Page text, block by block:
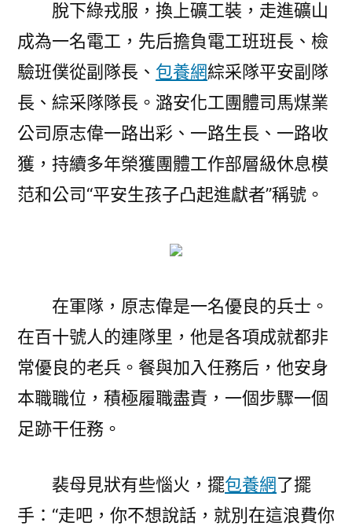
脫下綠戎服，換上礦工裝，走進礦山
成為一名電工，先后擔負電工班班長、檢
驗班僕從副隊長、 包養網綜采隊平安副隊
長、綜采隊隊長。潞安化工團體司馬煤業
公司原志偉一路出彩、一路生長、一路收
獲，持續多年榮獲團體工作部層級休息模
范和公司“平安生孩子凸起進獻者”稱號。
在軍隊，原志偉是一名優良的兵士。
在百十號人的連隊里，他是各項成就都非
常優良的老兵。餐與加入任務后，他安身
本職職位，積極履職盡責，一個步驟一個
足跡干任務。
裴母見狀有些惱火，擺包養網了擺
手：“走吧，你不想說話，就別在這浪費你